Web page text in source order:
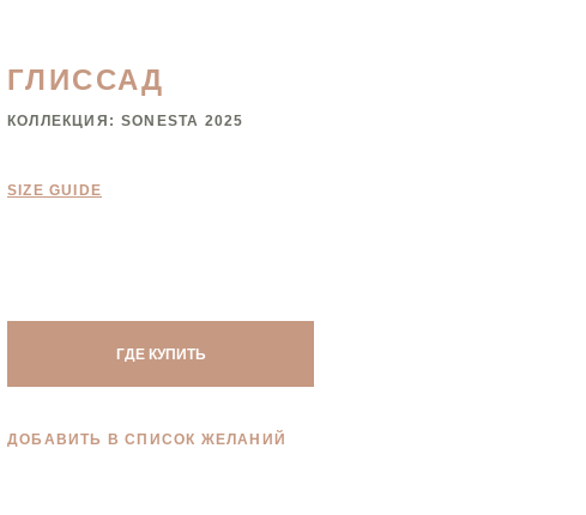
ГЛИССАД
КОЛЛЕКЦИЯ: SONESTA 2025
SIZE GUIDE
ГДЕ КУПИТЬ
ДОБАВИТЬ В СПИСОК ЖЕЛАНИЙ